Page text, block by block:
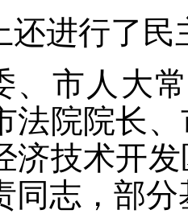
还进行了民
、市人大
法院院长
济技术开
同志，部